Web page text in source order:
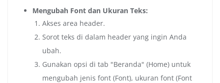
Mengubah Font dan Ukuran Teks:
Akses area header.
Sorot teks di dalam header yang ingin Anda
ubah.
Gunakan opsi di tab "Beranda" (Home) untuk
mengubah jenis font (Font), ukuran font (Font